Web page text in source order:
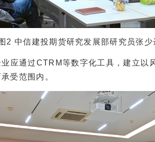
2 中信建投期货研究发展部研究员张少
通过CTRM等数字化工具，建立以
受范围内。